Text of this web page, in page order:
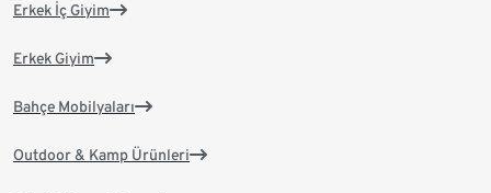
Erkek İç Giyim
Erkek Giyim
Bahçe Mobilyaları
Outdoor & Kamp Ürünleri